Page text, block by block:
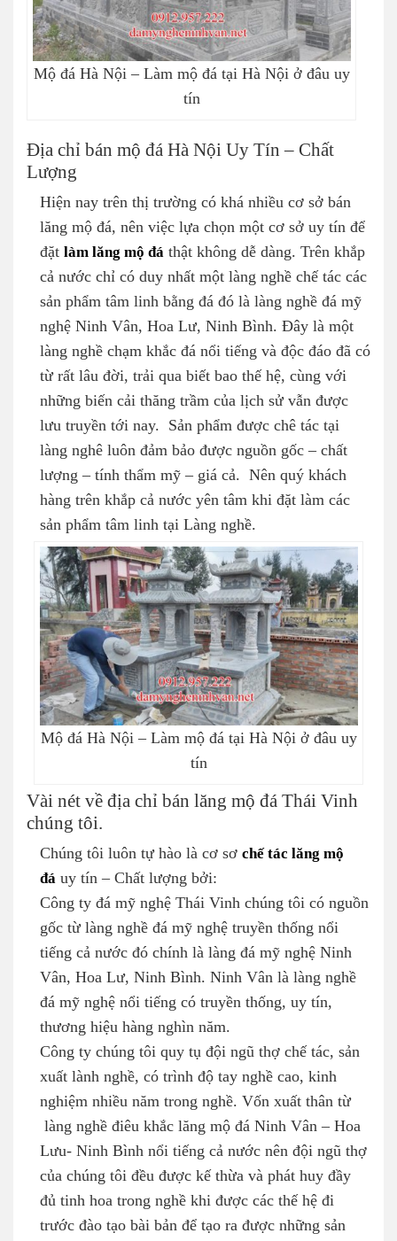
Mộ đá Hà Nội – Làm mộ đá tại Hà Nội ở đâu uy
tín
Địa chỉ bán mộ đá Hà Nội Uy Tín – Chất
Lượng
Hiện nay trên thị trường có khá nhiều cơ sở bán
lăng mộ đá, nên việc lựa chọn một cơ sở uy tín để
đặt làm lăng mộ đá thật không dễ dàng. Trên khắp
cả nước chỉ có duy nhất một làng nghề chế tác các
sản phẩm tâm linh bằng đá đó là làng nghề đá mỹ
nghệ Ninh Vân, Hoa Lư, Ninh Bình. Đây là một
làng nghề chạm khắc đá nổi tiếng và độc đáo đã có
từ rất lâu đời, trải qua biết bao thế hệ, cùng với
những biến cải thăng trầm của lịch sử vẫn được
lưu truyền tới nay. Sản phẩm được chê tác tại
làng nghê luôn đảm bảo được nguồn gốc – chất
lượng – tính thẩm mỹ – giá cả. Nên quý khách
hàng trên khắp cả nước yên tâm khi đặt làm các
sản phẩm tâm linh tại Làng nghề.
Mộ đá Hà Nội – Làm mộ đá tại Hà Nội ở đâu uy
tín
Vài nét về địa chỉ bán lăng mộ đá Thái Vinh
chúng tôi.
Chúng tôi luôn tự hào là cơ sơ chế tác lăng mộ
đá uy tín – Chất lượng bởi:
Công ty đá mỹ nghệ Thái Vinh chúng tôi có nguồn
gốc từ làng nghề đá mỹ nghệ truyền thống nổi
tiếng cả nước đó chính là làng đá mỹ nghệ Ninh
Vân, Hoa Lư, Ninh Bình. Ninh Vân là làng nghề
đá mỹ nghệ nổi tiếng có truyền thống, uy tín,
thương hiệu hàng nghìn năm.
Công ty chúng tôi quy tụ đội ngũ thợ chế tác, sản
xuất lành nghề, có trình độ tay nghề cao, kinh
nghiệm nhiều năm trong nghề. Vốn xuất thân từ
làng nghề điêu khắc lăng mộ đá Ninh Vân – Hoa
Lưu- Ninh Bình nổi tiếng cả nước nên đội ngũ thợ
của chúng tôi đều được kế thừa và phát huy đầy
đủ tinh hoa trong nghề khi được các thế hệ đi
trước đào tạo bài bản để tạo ra được những sản